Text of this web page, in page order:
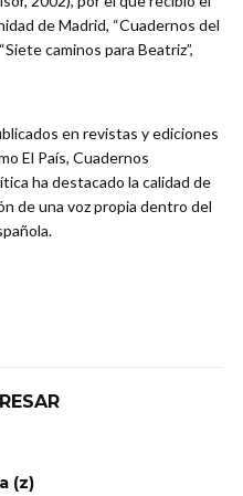
de Madrid, “Cuadernos del
caminos para Beatriz”,
en revistas y ediciones
El País, Cuadernos
ha destacado la calidad de
de una voz propia dentro del
(z)